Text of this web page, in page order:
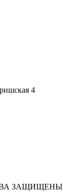
Петербург ул. Киришская 4
ЗАЩИЩЕНЫ